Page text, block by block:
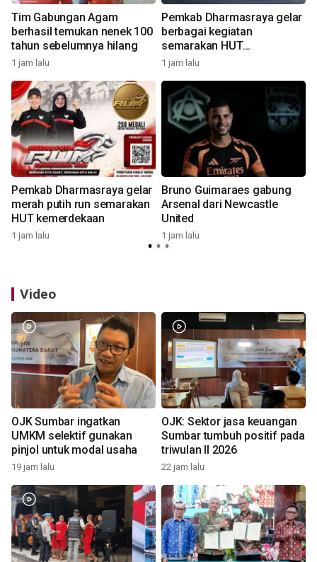
Tim Gabungan Agam
berhasil temukan nenek 100
tahun sebelumnya hilang
1 jam lalu
Pemkab Dharmasraya gelar
berbagai kegiatan
semarakan HUT
kemerdekaan
1 jam lalu
Pemkab Dharmasraya gelar
merah putih run semarakan
HUT kemerdekaan
1 jam lalu
Bruno Guimaraes gabung
Arsenal dari Newcastle
United
1 jam lalu
Video
OJK Sumbar ingatkan
UMKM selektif gunakan
pinjol untuk modal usaha
19 jam lalu
OJK: Sektor jasa keuangan
Sumbar tumbuh positif pada
triwulan II 2026
22 jam lalu